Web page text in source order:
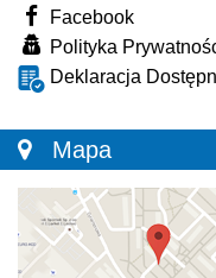
Facebook
Polityka
Deklaracja
Mapa